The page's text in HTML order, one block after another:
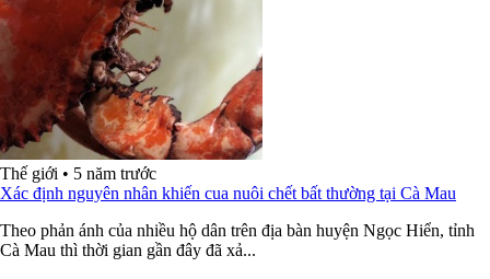
Thế giới • 5 năm trước
Xác định nguyên nhân khiến cua nuôi chết bất thường tại Cà Mau
Theo phản ánh của nhiều hộ dân trên địa bàn huyện Ngọc Hiển, tỉnh
Cà Mau thì thời gian gần đây đã xả...